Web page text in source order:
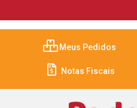
Meus Pedidos
Notas Fiscais